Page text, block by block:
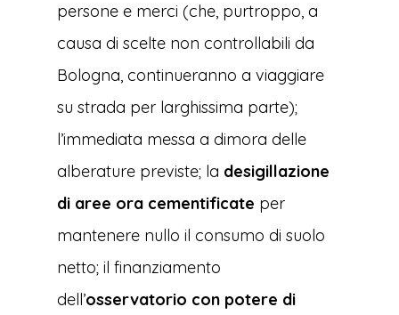
persone e merci (che, purtroppo, a
causa di scelte non controllabili da
Bologna, continueranno a viaggiare
su strada per larghissima parte);
l’immediata messa a dimora delle
alberature previste; la desigillazione
di aree ora cementificate per
mantenere nullo il consumo di suolo
netto; il finanziamento
dell’osservatorio con potere di